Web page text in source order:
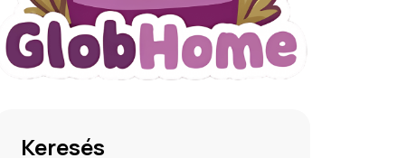
Keresés